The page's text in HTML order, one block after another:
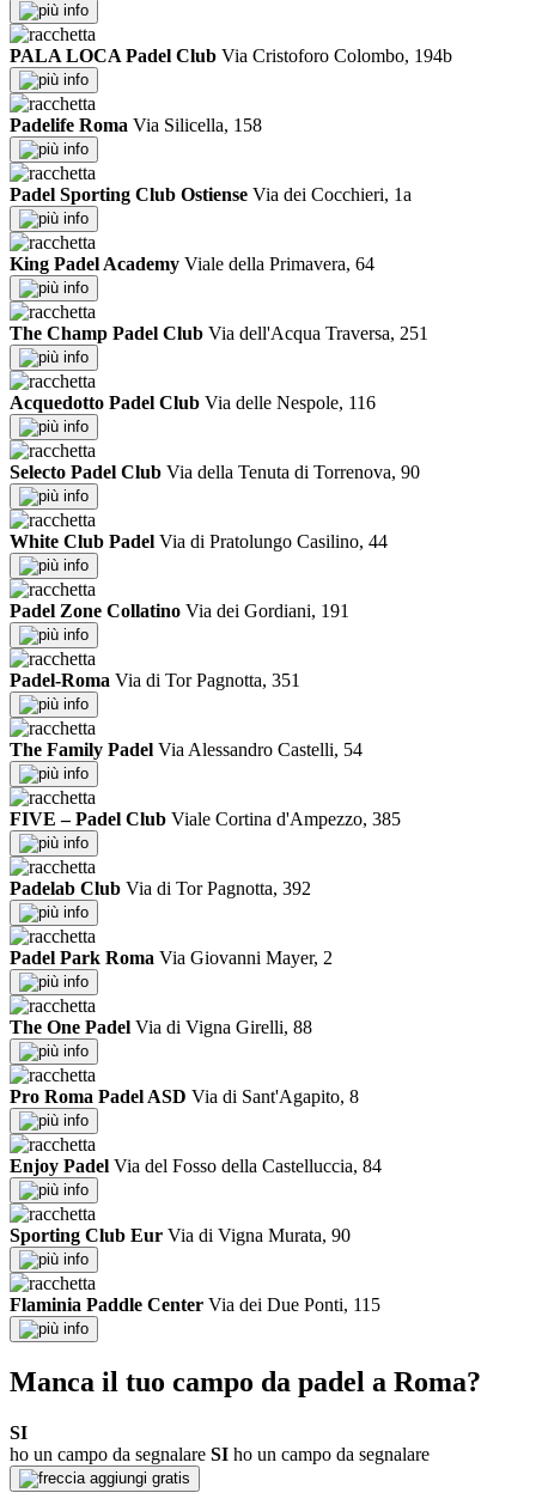
info
PALA LOCA Padel Club Via Cristoforo Colombo, 194b
info
Padelife Roma Via Silicella, 158
info
Padel Sporting Club Ostiense Via dei Cocchieri, 1a
info
King Padel Academy Viale della Primavera, 64
info
The Champ Padel Club Via dell'Acqua Traversa, 251
info
Acquedotto Padel Club Via delle Nespole, 116
info
Selecto Padel Club Via della Tenuta di Torrenova, 90
info
White Club Padel Via di Pratolungo Casilino, 44
info
Padel Zone Collatino Via dei Gordiani, 191
info
Padel-Roma Via di Tor Pagnotta, 351
info
The Family Padel Via Alessandro Castelli, 54
info
FIVE – Padel Club Viale Cortina d'Ampezzo, 385
info
Padelab Club Via di Tor Pagnotta, 392
info
Padel Park Roma Via Giovanni Mayer, 2
info
The One Padel Via di Vigna Girelli, 88
info
Pro Roma Padel ASD Via di Sant'Agapito, 8
info
Enjoy Padel Via del Fosso della Castelluccia, 84
info
Sporting Club Eur Via di Vigna Murata, 90
info
Flaminia Paddle Center Via dei Due Ponti, 115
info
Manca il tuo campo da padel a Roma?
SI
ho un campo da segnalare SI ho un campo da segnalare
aggiungi gratis